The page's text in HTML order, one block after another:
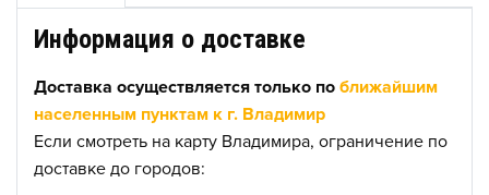
Информация о доставке
Доставка осуществляется только по ближайшим
населенным пунктам к г. Владимир
Если смотреть на карту Владимира, ограничение по
доставке до городов: